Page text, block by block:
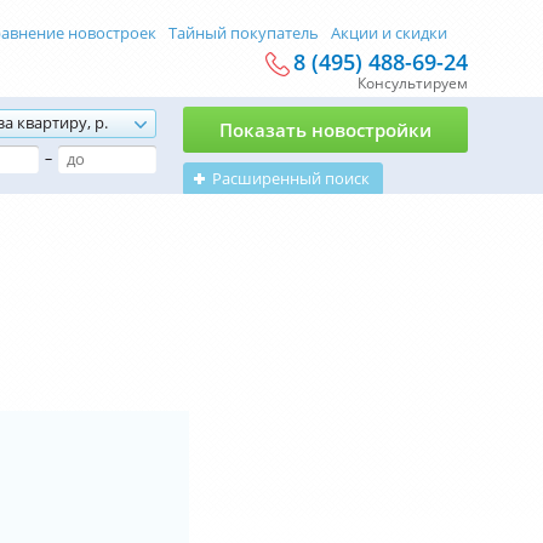
новостроек Тайный покупатель Акции и скидки
8 (495) 488-69-24
Консультируем
квартиру, р.
–
Расширенный поиск
Показать новостройки